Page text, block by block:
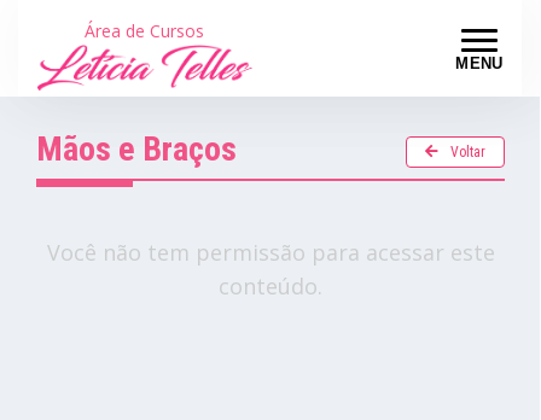
MENU
Área de Cursos
Mãos e Braços Voltar
Você não tem permissão para acessar este
conteúdo.